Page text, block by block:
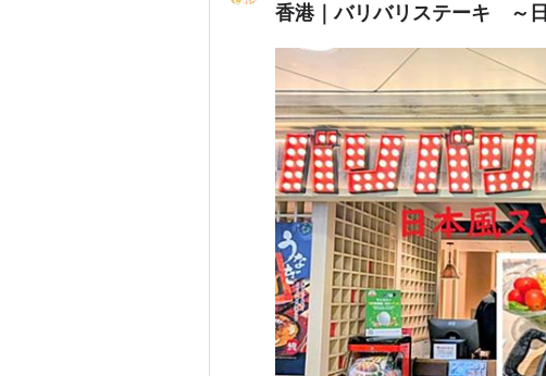
香港｜バリバリステーキ ～